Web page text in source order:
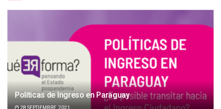
Políticas de Ingreso en Paraguay
28 SEPTIEMBRE, 2021